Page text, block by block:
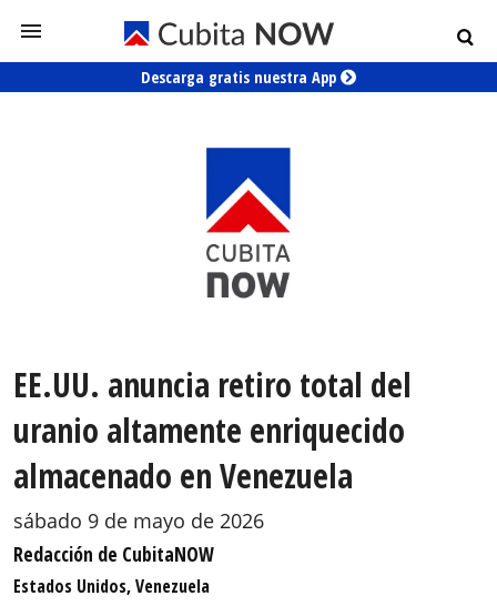
Descarga gratis nuestra App
EE.UU. anuncia retiro total del
uranio altamente enriquecido
almacenado en Venezuela
sábado 9 de mayo de 2026
Redacción de CubitaNOW
Estados Unidos, Venezuela